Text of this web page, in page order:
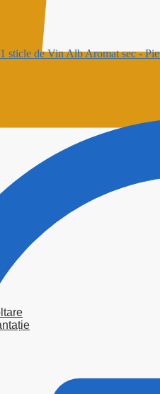
sticle de Vin Alb Aromat sec -